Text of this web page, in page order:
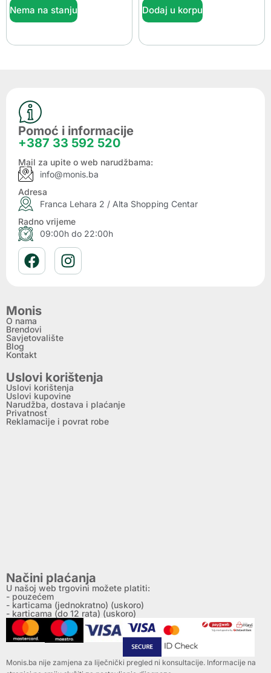
Nema na stanju Dodaj u korpu
Pomoć i informacije
+387 33 592 520
Mail za upite o web narudžbama:
info@monis.ba
Adresa
Franca Lehara 2 / Alta Shopping Centar
Radno vrijeme
09:00h do 22:00h
Monis
O nama
Brendovi
Savjetovalište
Blog
Kontakt
Uslovi korištenja
Uslovi korištenja
Uslovi kupovine
Narudžba, dostava i plaćanje
Privatnost
Reklamacije i povrat robe
Načini plaćanja
U našoj web trgovini možete platiti:
- pouzećem
- karticama (jednokratno) (uskoro)
- karticama (do 12 rata) (uskoro)
Monis.ba nije zamjena za liječnički pregled ni konsultacije. Informacije na